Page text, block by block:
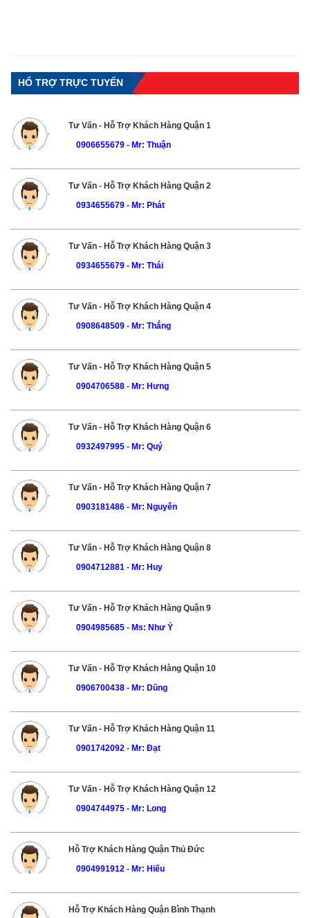
HỔ TRỢ TRỰC TUYẾN
Tư Vấn - Hỗ Trợ Khách Hàng Quận 1
0906655679 - Mr: Thuận
Tư Vấn - Hỗ Trợ Khách Hàng Quận 2
0934655679- Mr: Phát
Tư Vấn - Hỗ Trợ Khách Hàng Quận 3
0934655679- Mr: Thái
Tư Vấn - Hỗ Trợ Khách Hàng Quận 4
0908648509- Mr: Thắng
Tư Vấn - Hỗ Trợ Khách Hàng Quận 5
0904706588- Mr: Hưng
Tư Vấn - Hỗ Trợ Khách Hàng Quận 6
0932497995- Mr: Quý
Tư Vấn - Hỗ Trợ Khách Hàng Quận 7
0903181486- Mr: Nguyên
Tư Vấn - Hỗ Trợ Khách Hàng Quận 8
0904712881- Mr: Huy
Tư Vấn - Hỗ Trợ Khách Hàng Quận 9
0904985685- Ms: Như Ý
Tư Vấn - Hỗ Trợ Khách Hàng Quận 10
0906700438- Mr: Dũng
Tư Vấn - Hỗ Trợ Khách Hàng Quận 11
0901742092- Mr: Đạt
Tư Vấn - Hỗ Trợ Khách Hàng Quận 12
0904744975- Mr: Long
Hỗ Trợ Khách Hàng Quận Thủ Đức
0904991912- Mr: Hiếu
Hỗ Trợ Khách Hàng Quận Bình Thạnh